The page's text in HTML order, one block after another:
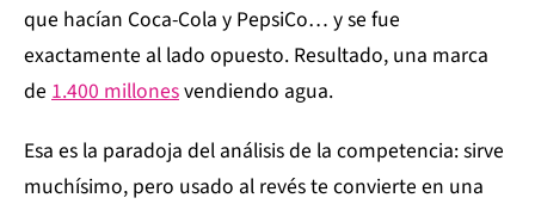
que hacían Coca-Cola y PepsiCo… y se fue
exactamente al lado opuesto. Resultado, una marca
de 1.400 millonesvendiendo agua.
Esa es la paradoja del análisis de la competencia: sirve
muchísimo, pero usado al revés te convierte en una